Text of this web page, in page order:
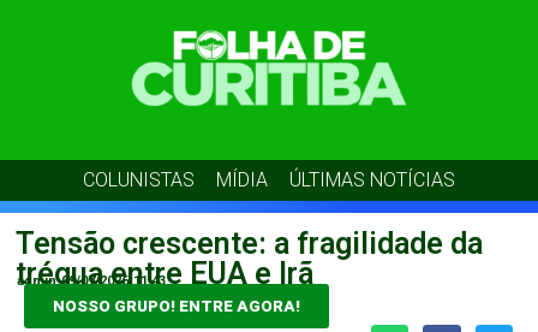
COLUNISTAS MÍDIA ÚLTIMAS NOTÍCIAS
Tensão crescente: a fragilidade da
trégua entre EUA e Irã
admin 09/07/2026 11:43
NOSSO GRUPO! ENTRE AGORA!